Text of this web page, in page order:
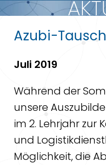
Azubi-
Juli 2019
Während der
unsere
im 2. Lehrjahr zur
und
Möglichkeit, die